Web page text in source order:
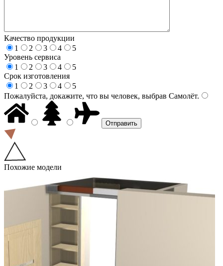
Качество продукции
1
2 3 4
5
Уровень сервиса
1
2 3 4
5
Срок изготовления
1
2 3 4
5
Пожалуйста, докажите, что вы человек, выбрав Самолёт.
Похожие модели